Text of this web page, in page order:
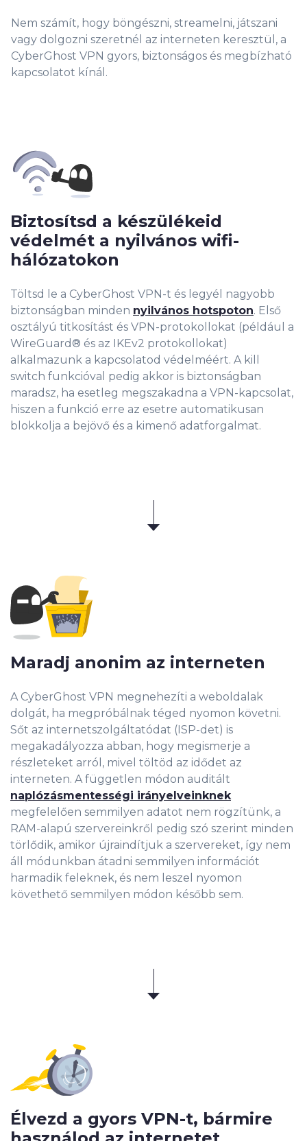
Nem számít, hogy böngészni, streamelni, játszani
vagy dolgozni szeretnél az interneten keresztül, a
CyberGhost VPN gyors, biztonságos és megbízható
kapcsolatot kínál.
Biztosítsd a készülékeid
védelmét a nyilvános wifi-
hálózatokon
Töltsd le a CyberGhost VPN-t és legyél nagyobb
biztonságban minden nyilvános hotspoton. Első
osztályú titkosítást és VPN-protokollokat (például a
WireGuard® és az IKEv2 protokollokat)
alkalmazunk a kapcsolatod védelméért. A kill
switch funkcióval pedig akkor is biztonságban
maradsz, ha esetleg megszakadna a VPN-kapcsolat,
hiszen a funkció erre az esetre automatikusan
blokkolja a bejövő és a kimenő adatforgalmat.
A CyberGhost VPN megnehezíti a weboldalak
dolgát, ha megpróbálnak téged nyomon követni.
Sőt az internetszolgáltatódat (ISP-det) is
megakadályozza abban, hogy megismerje a
részleteket arról, mivel töltöd az idődet az
interneten. A független módon auditált
naplózásmentességi irányelveinknek
megfelelően semmilyen adatot nem rögzítünk, a
RAM-alapú szervereinkről pedig szó szerint minden
törlődik, amikor újraindítjuk a szervereket, így nem
áll módunkban átadni semmilyen információt
harmadik feleknek, és nem leszel nyomon
követhető semmilyen módon később sem.
Maradj anonim az interneten
Élvezd a gyors VPN-t, bármire